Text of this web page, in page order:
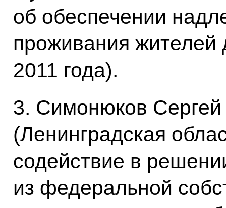
об обеспечении
проживания жителей
2011 года).
3. Симонюков
(Ленинградская
содействие в
из федеральной